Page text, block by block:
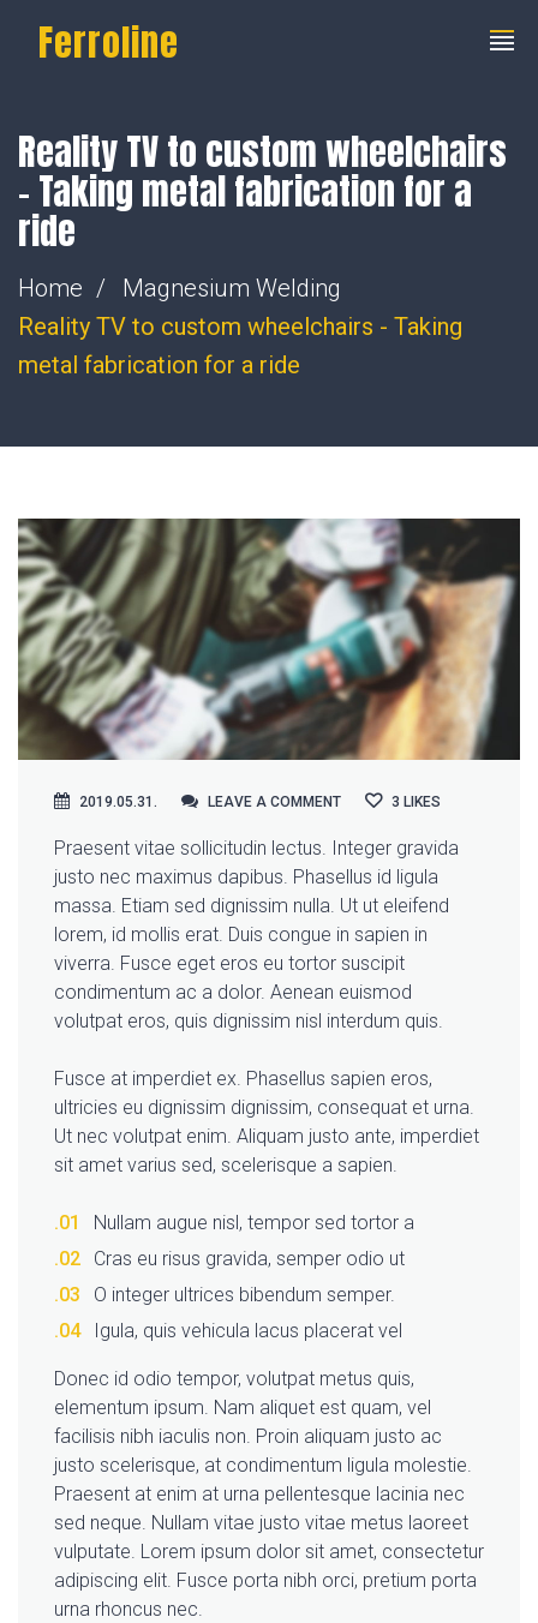
Ferroline
Reality TV to custom wheelchairs
– Taking metal fabrication for a
ride
Home
Magnesium Welding
Reality TV to custom wheelchairs - Taking
metal fabrication for a ride
2019.05.31. LEAVE A COMMENT
LEAVE A COMMENT 3 LIKES
Praesent vitae sollicitudin lectus. Integer gravida
justo nec maximus dapibus. Phasellus id ligula
massa. Etiam sed dignissim nulla. Ut ut eleifend
lorem, id mollis erat. Duis congue in sapien in
viverra. Fusce eget eros eu tortor suscipit
condimentum ac a dolor. Aenean euismod
volutpat eros, quis dignissim nisl interdum quis.
Fusce at imperdiet ex. Phasellus sapien eros,
ultricies eu dignissim dignissim, consequat et urna.
Ut nec volutpat enim. Aliquam justo ante, imperdiet
sit amet varius sed, scelerisque a sapien.
Nullam augue nisl, tempor sed tortor a
Cras eu risus gravida, semper odio ut
O integer ultrices bibendum semper.
Igula, quis vehicula lacus placerat vel
Donec id odio tempor, volutpat metus quis,
elementum ipsum. Nam aliquet est quam, vel
facilisis nibh iaculis non. Proin aliquam justo ac
justo scelerisque, at condimentum ligula molestie.
Praesent at enim at urna pellentesque lacinia nec
sed neque. Nullam vitae justo vitae metus laoreet
vulputate. Lorem ipsum dolor sit amet, consectetur
adipiscing elit. Fusce porta nibh orci, pretium porta
urna rhoncus nec.